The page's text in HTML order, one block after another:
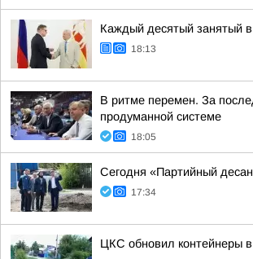
Каждый десятый занятый в
18:13
В ритме перемен. За
продуманной системе
18:05
Сегодня «Партийный
17:34
ЦКС обновил контейнеры в